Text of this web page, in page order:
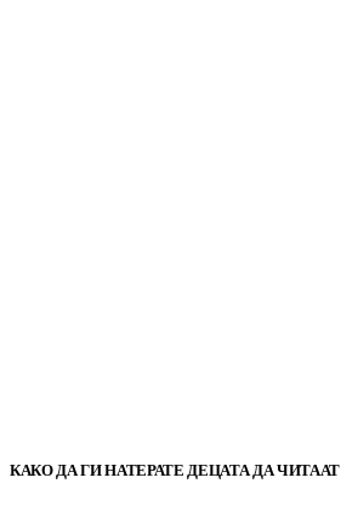
КАКО ДА ГИ НАТЕРАТЕ ДЕЦАТА ДА ЧИТААТ